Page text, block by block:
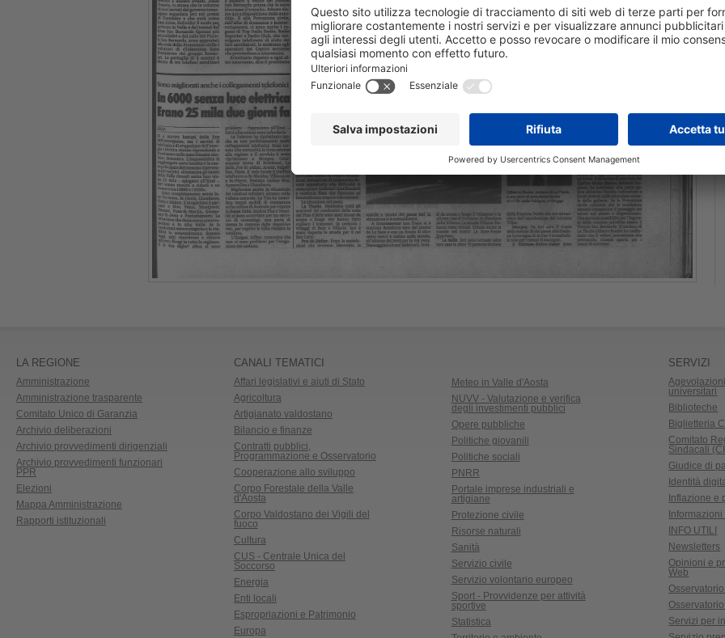
LA REGIONE
Amministrazione
Amministrazione trasparente
Comitato Unico di Garanzia
Archivio deliberazioni
Archivio provvedimenti dirigenziali
Archivio provvedimenti funzionari
PPR
Elezioni
Mappa Amministrazione
Rapporti istituzionali
CANALI TEMATICI
Affari legislativi e aiuti di Stato
Agricoltura
Artigianato valdostano
Bilancio e finanze
Contratti pubblici,
Programmazione e Osservatorio
Cooperazione allo sviluppo
Corpo Forestale della Valle
d'Aosta
Corpo Valdostano dei Vigili del
fuoco
Cultura
CUS - Centrale Unica del
Soccorso
Energia
Enti locali
Espropriazioni e Patrimonio
Europa
Meteo in Valle d'Aosta
NUVV - Valutazione e verifica
degli investimenti pubblici
Opere pubbliche
Politiche giovanili
Politiche sociali
PNRR
Portale imprese industriali e
artigiane
Protezione civile
Risorse naturali
Sanità
Servizio civile
Servizio volontario europeo
Sport - Provvidenze per attività
sportive
Statistica
SERVIZI
universitari
Biblioteche
Biglietteria
Comitato
Sindacali
Giudice di
Identità
Inflazione e
INFO UTILI
Newsletters
Opinioni e
Web
Servizi per